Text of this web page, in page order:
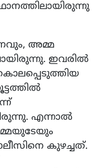
അമ്മ
ഇവരില്‍
എന്നാല്‍
കുഴച്ചത്.